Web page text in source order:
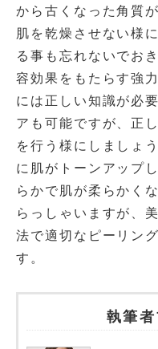
から古くなった角質
肌を乾燥させない様
る事も忘れないでお
容効果をもたらす強
には正しい知識が必
アも可能ですが、正
を行う様にしましょ
に肌がトーンアップ
らかで肌が柔らかく
らっしゃいますが、
法で適切なピーリン
す。
執筆